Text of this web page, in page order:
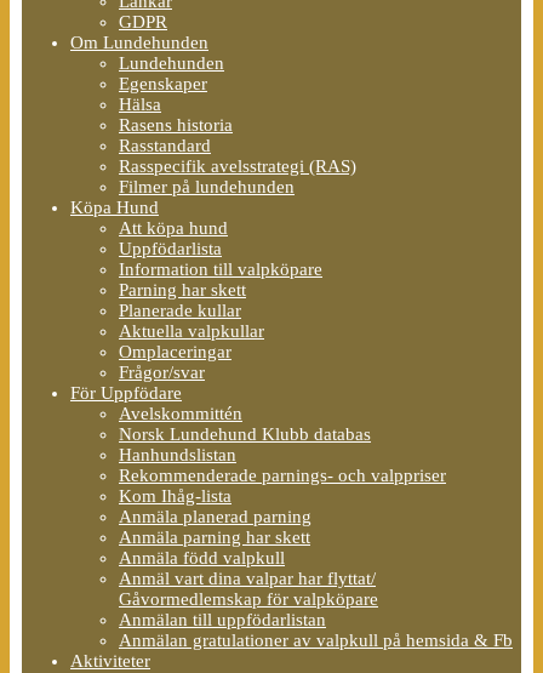
GDPR
Om Lundehunden
Lundehunden
Egenskaper
Hälsa
Rasens historia
Rasstandard
Rasspecifik avelsstrategi (RAS)
Filmer på lundehunden
Köpa Hund
Att köpa hund
Uppfödarlista
Information till valpköpare
Parning har skett
Planerade kullar
Aktuella valpkullar
Omplaceringar
Frågor/svar
För Uppfödare
Avelskommittén
Norsk Lundehund Klubb databas
Hanhundslistan
Rekommenderade parnings- och valppriser
Kom Ihåg-lista
Anmäla planerad parning
Anmäla parning har skett
Anmäla född valpkull
Anmäl vart dina valpar har flyttat/
Gåvormedlemskap för valpköpare
Anmälan till uppfödarlistan
Anmälan gratulationer av valpkull på hemsida & Fb
Aktiviteter